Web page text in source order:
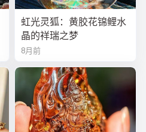
虹光灵狐：黄胶花锦鲤水
晶的祥瑞之梦
8月前